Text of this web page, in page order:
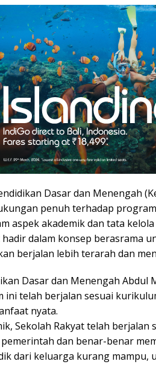
Dasar dan Menengah
penuh terhadap
aspek akademik dan tata
hadir dalam konsep berasrama
berjalan lebih terarah dan
Dasar dan Menengah Abdul
ini telah berjalan sesuai
nyata.
Sekolah Rakyat telah berjalan
dan benar-benar
dari keluarga kurang mampu,